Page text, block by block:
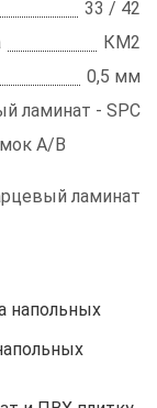
33 / 42
КМ2
0,5 мм
ламинат - SPC
A/B
ламинат